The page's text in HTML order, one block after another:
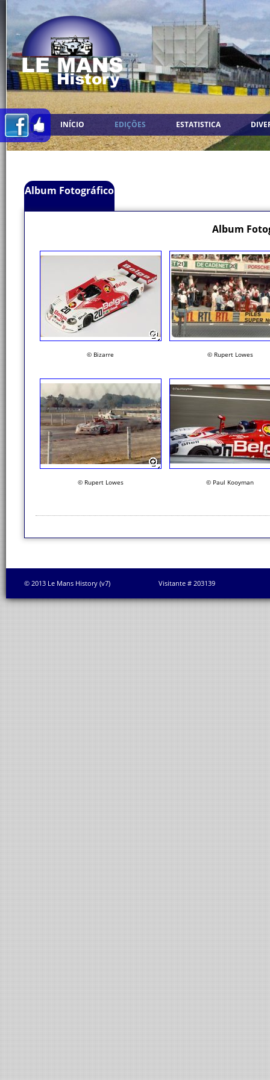
INÍCIO EDIÇÕES ESTATISTICA
Album Fotográfico
Album
© Bizarre © Rupert Lowes
© Rupert Lowes © Paul Kooyman
© 2013 Le Mans History (v7) Visitante # 203139